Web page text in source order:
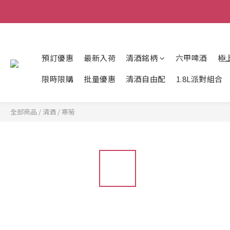
預訂優惠 最新入荷 清酒銘柄 六甲啤酒
極
限時限購
批量優惠 清酒自由配 1.8L派對組合
全部商品 / 清酒 / 寒菊